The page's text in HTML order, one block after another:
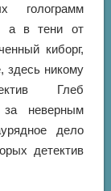
голограмм
а в тени от
киборг,
здесь никому
Глеб
за неверным
дело
детектив